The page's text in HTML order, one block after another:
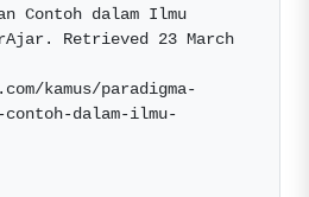
Contoh dalam Ilmu
Retrieved 23 March
kamus/paradigma-
dalam-ilmu-